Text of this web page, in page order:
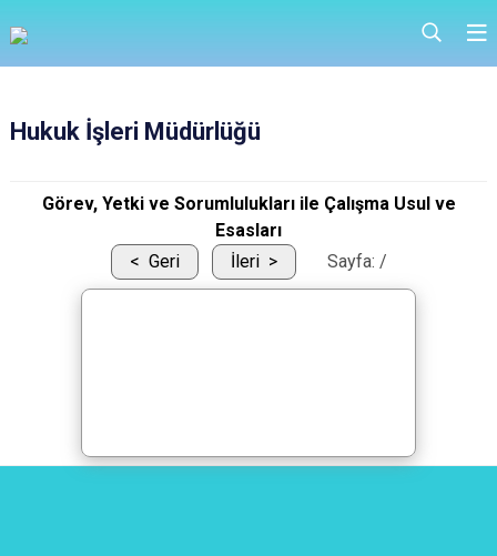
Hukuk İşleri Müdürlüğü
Görev, Yetki ve Sorumlulukları ile Çalışma Usul ve
Esasları
Geri
İleri Sayfa: /